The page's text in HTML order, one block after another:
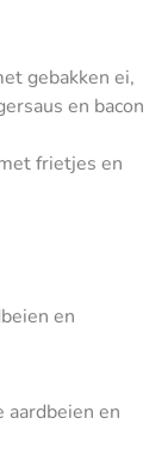
gebakken ei,
en bacon
frietjes en
en
en